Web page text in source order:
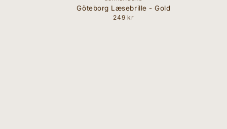
Göteborg Læsebrille - Gold
Normal
249 kr